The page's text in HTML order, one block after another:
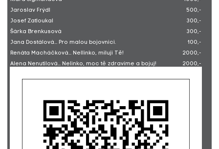
Jaroslav Frýdl
500,-
Josef Zatloukal
300,-
Šárka Brenkusová
300,-
Jana Dostálová... Pro malou bojovnici.
100,-
Renáta Macháčková... Nellinko, miluji Tě!
2000,-
Alena Nenutilová... Nelinko, moc tě zdravíme a bojuj!
2000,-
Filip Halíček... Pro velkou bojovnici Nelly. Alena Janečková :-)
Vladimíra Poláčková... Hodně štěstí, Nelly :-*.
Petra Thielová... Myslím na tebe!
Eva Lašáková
Helena Hantychová